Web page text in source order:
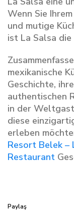
Wenn Sie
und mutige
ist La Salsa
mexikanische
Geschichte,
authentischen
in der
diese
erleben
Resort Belek –
Restaurant
Paylaş